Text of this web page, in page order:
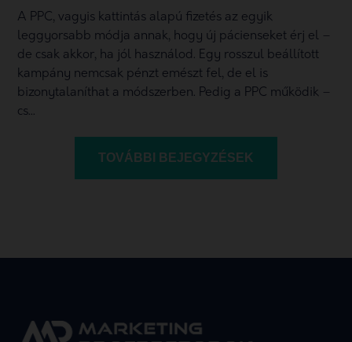
A PPC, vagyis kattintás alapú fizetés az egyik
leggyorsabb módja annak, hogy új pácienseket érj el –
de csak akkor, ha jól használod. Egy rosszul beállított
kampány nemcsak pénzt emészt fel, de el is
bizonytalaníthat a módszerben. Pedig a PPC működik –
cs...
TOVÁBBI BEJEGYZÉSEK